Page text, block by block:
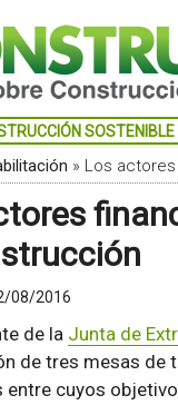
SOSTENIBLE
» Los
08/2016
de la Junta de
de tres mesas de
entre cuyos